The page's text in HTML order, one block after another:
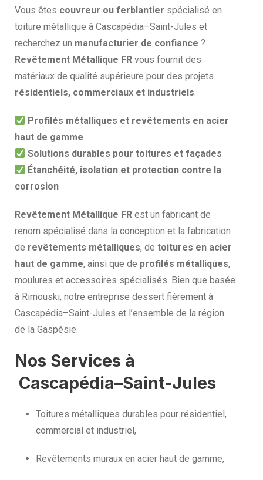
Vous êtes couvreur ou ferblantier spécialisé en
toiture métallique à Cascapédia–Saint-Jules et
recherchez un manufacturier de confiance ?
Revêtement Métallique FR vous fournit des
matériaux de qualité supérieure pour des projets
résidentiels, commerciaux et industriels.
Profilés métalliques et revêtements en acier
haut de gamme
Solutions durables pour toitures et façades
Étanchéité, isolation et protection contre la
corrosion
Revêtement Métallique FR est un fabricant de
renom spécialisé dans la conception et la fabrication
de revêtements métalliques, de toitures en acier
haut de gamme, ainsi que de profilés métalliques,
moulures et accessoires spécialisés. Bien que basée
à Rimouski, notre entreprise dessert fièrement à
Cascapédia–Saint-Jules et l’ensemble de la région
de la Gaspésie.
Nos Services à
Cascapédia–Saint-Jules
Toitures métalliques durables pour résidentiel,
commercial et industriel,
Revêtements muraux en acier haut de gamme,